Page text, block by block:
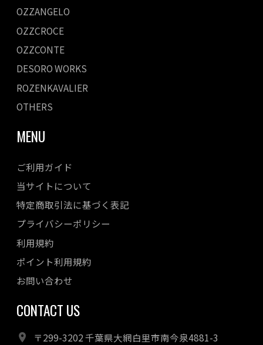
OZZANGELO
OZZCROCE
OZZCONTE
DESORO WORKS
ROZENKAVALIER
OTHERS
MENU
ご利用ガイド
当サイトについて
特定商取引法に基づく表記
プライバシーポリシー
利用規約
ポイント利用規約
お問い合わせ
CONTACT US
〒299-3202 千葉県大網白里市南今泉4881-3